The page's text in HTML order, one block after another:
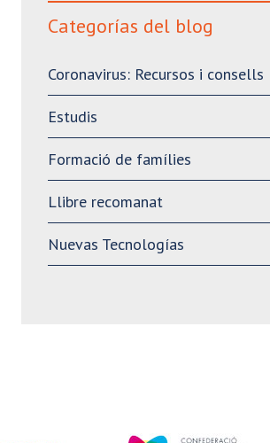
Categorías del blog
Coronavirus: Recursos i consells
Estudis
Formació de famílies
Llibre recomanat
Nuevas Tecnologías